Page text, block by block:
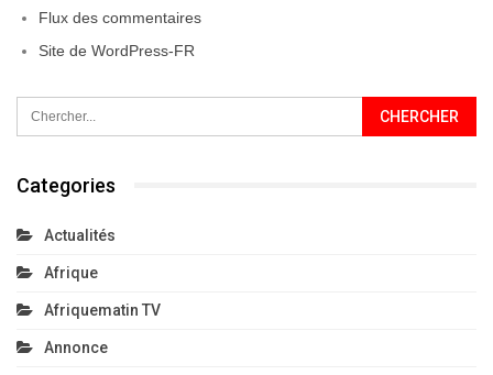
Flux des commentaires
Site de WordPress-FR
Categories
Actualités
Afrique
Afriquematin TV
Annonce